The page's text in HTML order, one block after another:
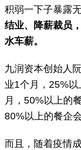
积弱一下子暴露无
结业、降薪裁员
水车薪。
九润资本创始人
业1个月，25%
月，50%以上的
80%以上的餐企会
而且，随着疫情